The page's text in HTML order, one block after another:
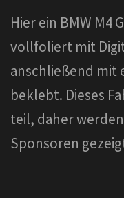
Hier ein BMW M4
vollfoliert mit
anschließend mit
beklebt. Dieses
teil, daher
Sponsoren